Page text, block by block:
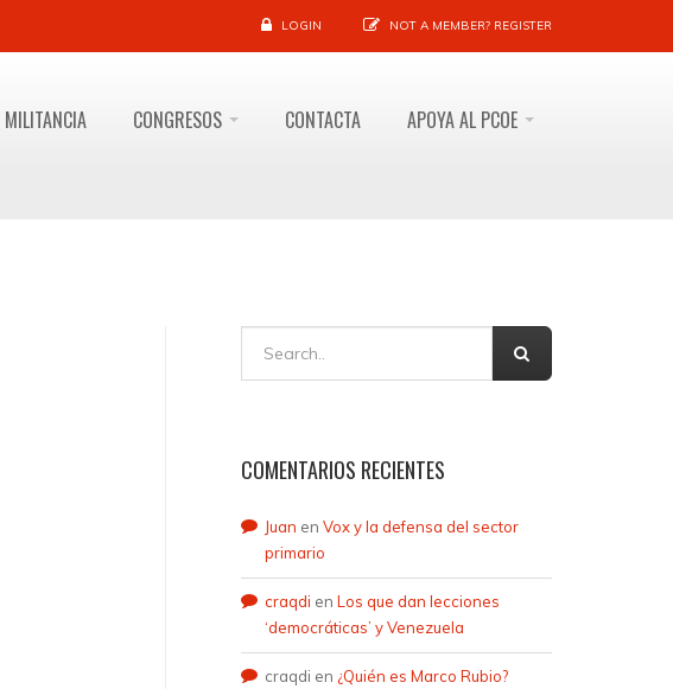
LOGIN NOT A MEMBER? REGISTER
MILITANCIA CONGRESOS CONTACTA APOYA AL PCOE
COMENTARIOS RECIENTES
Juan en Vox y la defensa del sector
primario
craqdi en Los que dan lecciones
‘democráticas’ y Venezuela
craqdi en ¿Quién es Marco Rubio?